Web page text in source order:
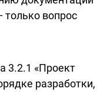
только вопрос
3.2.1 «Проект
разработки,